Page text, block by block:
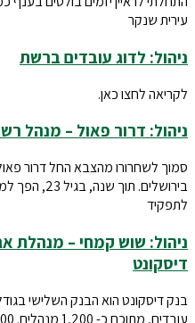
עירית שנקר
ניהול: לדוג עובדים ברשת
לקריאה לחצו כאן.
ניהול: דרור פאול – מנהל
סמוך לשחרורו מהצבא החל דרור
לתפקיד
ניהול: שוש קמחי – מנהלת
דיסקונט